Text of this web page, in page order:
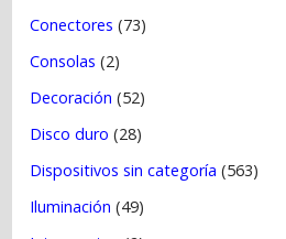
Conectores (73)
Consolas (2)
Decoración (52)
Disco duro (28)
Dispositivos sin categoría (563)
Iluminación (49)